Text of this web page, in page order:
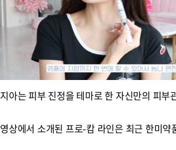
지아는 피부 진정을 테마로 한 자신만의 피부
영상에서 소개된 프로-캄 라인은 최근 한미약